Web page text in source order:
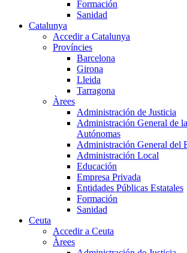
Formación
Sanidad
Catalunya
Accedir a Catalunya
Províncies
Barcelona
Girona
Lleida
Tarragona
Àrees
Administración de Justicia
Administración General de
Autónomas
Administración General del
Administración Local
Educación
Empresa Privada
Entidades Públicas Estatales
Formación
Sanidad
Ceuta
Accedir a Ceuta
Àrees